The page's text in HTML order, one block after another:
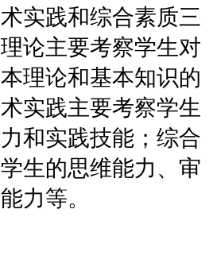
实践和综合素质三
论主要考察学生对
理论和基本知识的
实践主要考察学生
和实践技能；综合
生的思维能力、审
力等。